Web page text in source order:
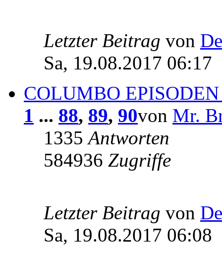
Letzter Beitrag von
Sa, 19.08.2017 06:17
COLUMBO
1 ... 88, 89, 90von Mr.
1335Antworten
584936 Zugriffe
Letzter Beitrag von
Sa, 19.08.2017 06:08